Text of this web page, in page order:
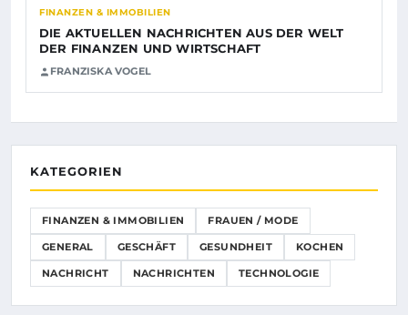
FINANZEN & IMMOBILIEN
DIE AKTUELLEN NACHRICHTEN AUS DER WELT
DER FINANZEN UND WIRTSCHAFT
FRANZISKA VOGEL
KATEGORIEN
FINANZEN & IMMOBILIEN FRAUEN / MODE
GENERAL GESCHÄFT GESUNDHEIT KOCHEN
NACHRICHT NACHRICHTEN TECHNOLOGIE